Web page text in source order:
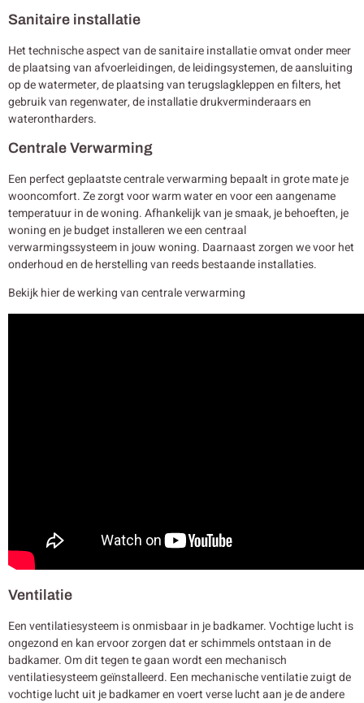
Sanitaire installatie
Het technische aspect van de sanitaire installatie omvat onder meer
de plaatsing van afvoerleidingen, de leidingsystemen, de aansluiting
op de watermeter, de plaatsing van terugslagkleppen en filters, het
gebruik van regenwater, de installatie drukverminderaars en
waterontharders.
Centrale Verwarming
Een perfect geplaatste centrale verwarming bepaalt in grote mate je
wooncomfort. Ze zorgt voor warm water en voor een aangename
temperatuur in de woning. Afhankelijk van je smaak, je behoeften, je
woning en je budget installeren we een centraal
verwarmingssysteem in jouw woning. Daarnaast zorgen we voor het
onderhoud en de herstelling van reeds bestaande installaties.
Bekijk hier de werking van centrale verwarming
Ventilatie
Een ventilatiesysteem is onmisbaar in je badkamer. Vochtige lucht is
ongezond en kan ervoor zorgen dat er schimmels ontstaan in de
badkamer. Om dit tegen te gaan wordt een mechanisch
ventilatiesysteem geïnstalleerd. Een mechanische ventilatie zuigt de
vochtige lucht uit je badkamer en voert verse lucht aan je de andere